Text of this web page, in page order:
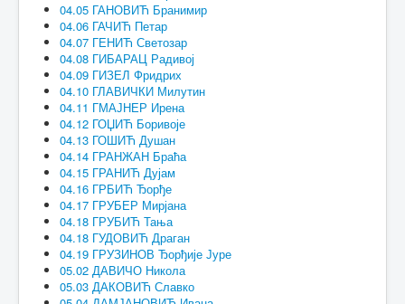
04.05 ГАНОВИЋ Бранимир
04.06 ГАЧИЋ Петар
04.07 ГЕНИЋ Светозар
04.08 ГИБАРАЦ Радивој
04.09 ГИЗЕЛ Фридрих
04.10 ГЛАВИЧКИ Милутин
04.11 ГМАЈНЕР Ирена
04.12 ГОЏИЋ Боривоје
04.13 ГОШИЋ Душан
04.14 ГРАНЖАН Браћа
04.15 ГРАНИЋ Дујам
04.16 ГРБИЋ Ђорђе
04.17 ГРУБЕР Мирјана
04.18 ГРУБИЋ Тања
04.18 ГУДОВИЋ Драган
04.19 ГРУЗИНОВ Ђорђије Јуре
05.02 ДАВИЧО Никола
05.03 ДАКОВИЋ Славко